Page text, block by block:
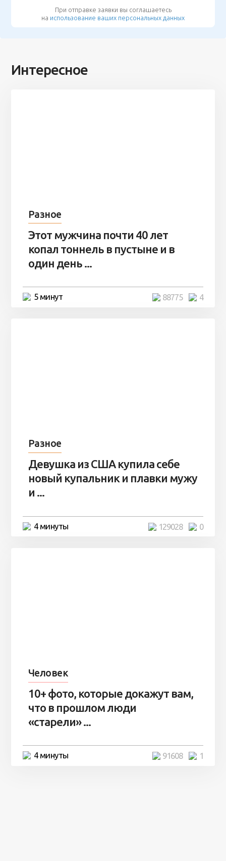
При отправке заявки вы соглашаетесь
на использование ваших персональных данных
Интересное
Разное
Этот мужчина почти 40 лет
копал тоннель в пустыне и в
один день ...
5 минут 4
88775
Разное
Девушка из США купила себе
новый купальник и плавки мужу
и ...
4 минуты 0
129028
Человек
10+ фото, которые докажут вам,
что в прошлом люди
«старели» ...
4 минуты 1
91608